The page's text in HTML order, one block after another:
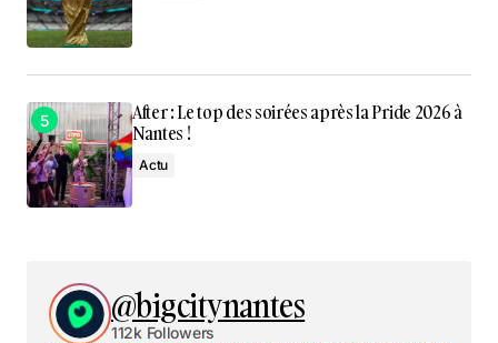
After : Le top des soirées après la Pride 2026 à
Nantes !
Actu
@bigcitynantes
112k Followers